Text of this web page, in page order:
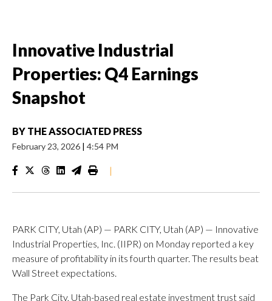
Innovative Industrial
Properties: Q4 Earnings
Snapshot
BY THE ASSOCIATED PRESS
February 23, 2026 | 4:54 PM
|
PARK CITY, Utah (AP) — PARK CITY, Utah (AP) — Innovative
Industrial Properties, Inc. (IIPR) on Monday reported a key
measure of profitability in its fourth quarter. The results beat
Wall Street expectations.
The Park City, Utah-based real estate investment trust said